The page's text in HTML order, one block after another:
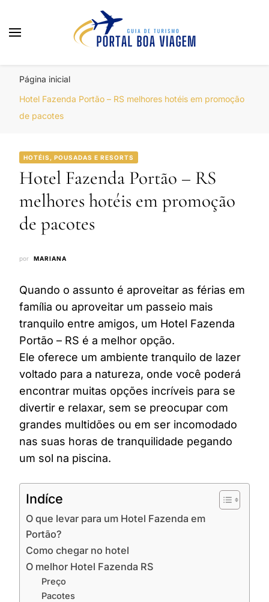
Página inicial
Hotel Fazenda Portão – RS melhores hotéis em promoção
de pacotes
HOTÉIS, POUSADAS E RESORTS
Hotel Fazenda Portão – RS
melhores hotéis em promoção
de pacotes
por MARIANA
Quando o assunto é aproveitar as férias em
família ou aproveitar um passeio mais
tranquilo entre amigos, um Hotel Fazenda
Portão – RS é a melhor opção.
Ele oferece um ambiente tranquilo de lazer
voltado para a natureza, onde você poderá
encontrar muitas opções incríveis para se
divertir e relaxar, sem se preocupar com
grandes multidões ou em ser incomodado
nas suas horas de tranquilidade pegando
um sol na piscina.
Indíce
O que levar para um Hotel Fazenda em
Portão?
Como chegar no hotel
O melhor Hotel Fazenda RS
Preço
Pacotes